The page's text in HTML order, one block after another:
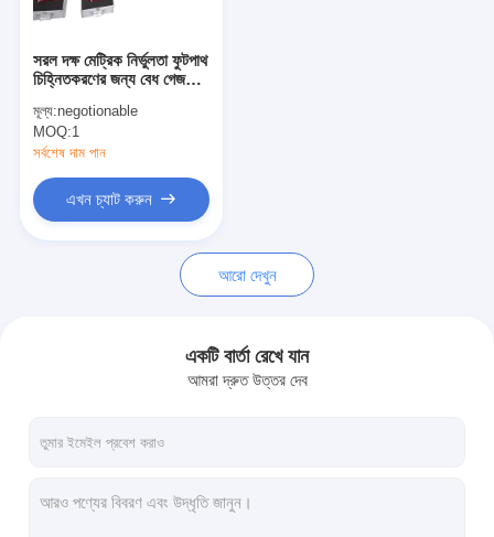
বিপরীতমুখী প্রতিচ্ছবি মিটার
রাস্তা চিহ্নিতকরণ বেধ গেজ
পোর্টেবল retroreflectometer
বিপরীতমুখী প্রতিচ্ছবি চিহ্নিতকরণ
সরল দক্ষ মেট্রিক নির্ভুলতা ফুটপাথ
চিহ্নিতকরণের জন্য বেধ গেজ
মূল্য:negotionable
MOQ:1
সর্বশেষ দাম পান
এখন চ্যাট করুন
আরো দেখুন
একটি বার্তা রেখে যান
আমরা দ্রুত উত্তর দেব